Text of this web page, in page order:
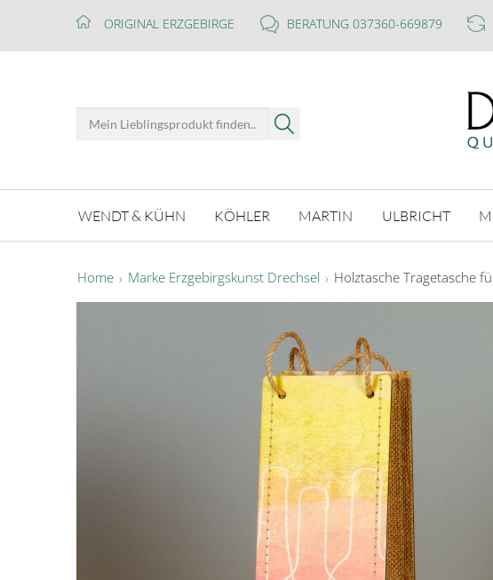
ORIGINAL ERZGEBIRGE BERATUNG 037360-669879
WENDT & KÜHN KÖHLER MARTIN ULBRICHT
Home Marke Erzgebirgskunst Drechsel Holztasche Tragetasche